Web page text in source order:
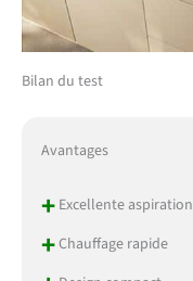
Bilan du test
Avantages
+Excellente aspiration
+Chauffage rapide